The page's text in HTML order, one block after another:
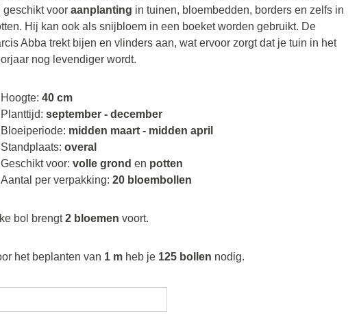
geschikt voor aanplanting in tuinen, bloembedden, borders en zelfs in
Hij kan ook als snijbloem in een boeket worden gebruikt. De
Abba trekt bijen en vlinders aan, wat ervoor zorgt dat je tuin in het
nog levendiger wordt.
Hoogte: 40 cm
Planttijd: september - december
Bloeiperiode: midden maart - midden april
Standplaats: overal
Geschikt voor: volle grond en potten
Aantal per verpakking: 20 bloembollen
bol brengt2 bloemen voort.
het beplanten van 1 mheb je 125 bollen nodig.